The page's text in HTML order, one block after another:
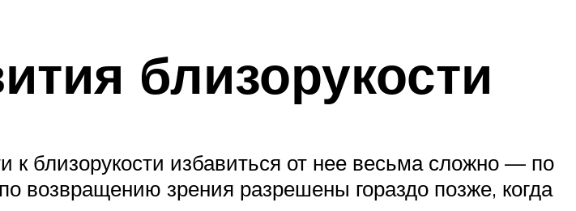
близорукости
к близорукости избавиться от нее весьма сложно — по
возвращению зрения разрешены гораздо позже, когда